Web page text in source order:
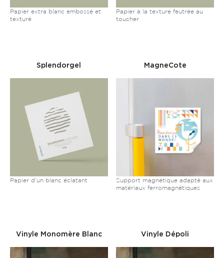
Papier extra blanc embossé et
texturé
Papier à la texture feutrée au
toucher
Splendorgel
Papier d’un blanc éclatant
MagneCote
Support magnétique adapté aux
matériaux ferromagnétiques
Vinyle Monomère Blanc Vinyle Dépoli